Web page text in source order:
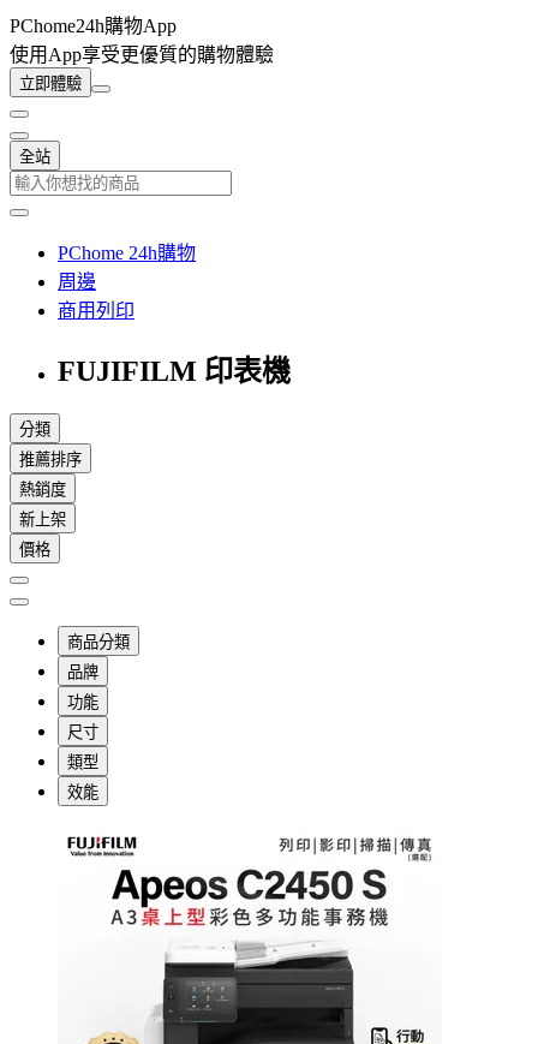
PChome24h購物App
使用App享受更優質的購物體驗
立即體驗
全站
PChome 24h購物
周邊
商用列印
FUJIFILM 印表機
分類
推薦排序
熱銷度
新上架
價格
商品分類
品牌
功能
尺寸
類型
效能